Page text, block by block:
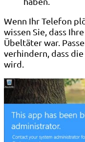
Wenn Ihr Telefon
wissen Sie, dass
Übeltäter war.
verhindern, dass
wird.